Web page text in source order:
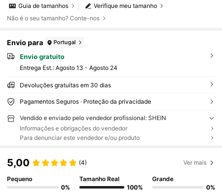
Verifique meu tamanho
Guia de tamanhos
Não é o seu tamanho? Conte-nos
Envio para Portugal
Envio gratuito
Entrega Est.: Agosto 13 - Agosto 24
Devoluções gratuitas em 30 dias
Pagamentos Seguros · Proteção da privacidade
Vendido e enviado pelo vendedor profissional: SHEIN
Informações e obrigações do vendedor
Para denunciar este vendedor e/ou produto
5,00 (4) Ver mais
Pequeno
0%
Tamanho Real
100%
Grande
0%